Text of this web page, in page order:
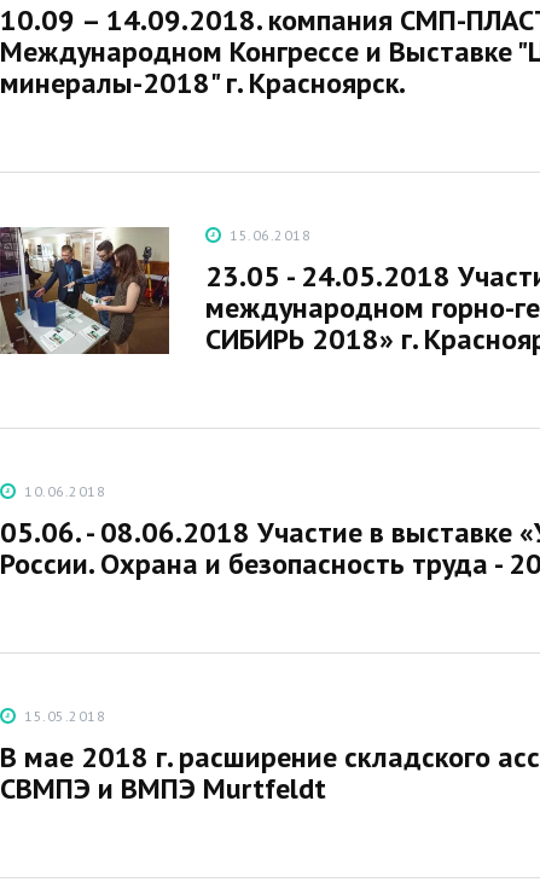
10.09 – 14.09.2018. компания СМП-
Международном Конгрессе и Выставке
минералы-2018" г. Красноярск.
15.06.2018
23.05 - 24.05.2018
международном горно-
СИБИРЬ 2018» г.
10.06.2018
05.06. - 08.06.2018 Участие в выставке
России. Охрана и безопасность труда -
15.05.2018
В мае 2018 г. расширение складского
СВМПЭ и ВМПЭ Murtfeldt